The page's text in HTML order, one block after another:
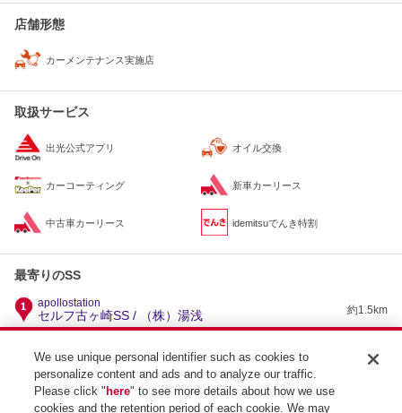
店舗形態
カーメンテナンス実施店
取扱サービス
出光公式アプリ オイル交換
カーコーティング 新車カーリース
中古車カーリース idemitsuでんき特割
最寄りのSS
apollostation
セルフ古ヶ崎SS / （株）湯浅 約1.5km
プリテール松戸SS / 出光リテール販売（株）南関東カ
ンパニー
約1.6km
apollostation
ニュー松戸SS / （株）湯浅
We use unique personal identifier such as cookies to
personalize content and ads and to analyze our traffic.
Please click " here" to see more details about how we use
cookies and the retention period of each cookie. We may